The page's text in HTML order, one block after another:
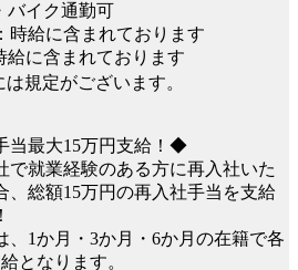
バイク通勤可
時給に含まれております
に含まれております
規定がございます。
当最大15万円支給！◆
で就業経験のある方に再入社いた
、総額15万円の再入社手当を支給
、1か月・3か月・6か月の在籍で各
となります。